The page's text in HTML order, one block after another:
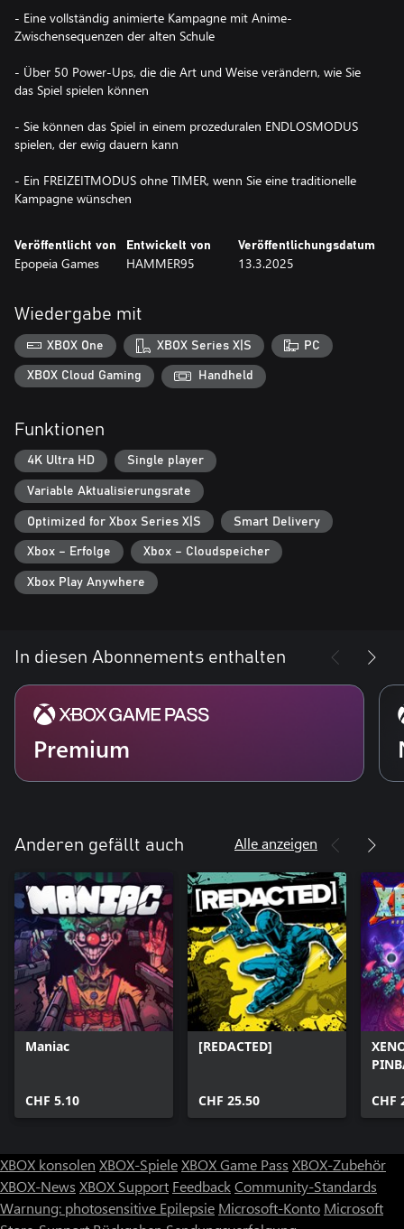
- Eine vollständig animierte Kampagne mit Anime-
Zwischensequenzen der alten Schule
- Über 50 Power-Ups, die die Art und Weise verändern, wie Sie
das Spiel spielen können
- Sie können das Spiel in einem prozeduralen ENDLOSMODUS
spielen, der ewig dauern kann
- Ein FREIZEITMODUS ohne TIMER, wenn Sie eine traditionelle
Kampagne wünschen
Veröffentlicht von
Epopeia Games
Entwickelt von
HAMMER95
Veröffentlichungsdatum
13.3.2025
Wiedergabe mit
XBOX One XBOX Series X|S PC
XBOX Cloud Gaming Handheld
Funktionen
4K Ultra HD Single player
Variable Aktualisierungsrate
Optimized for Xbox Series X|S Smart Delivery
Xbox – Erfolge Xbox – Cloudspeicher
Xbox Play Anywhere
In diesen Abonnements enthalten
Premium
Anderen gefällt auch Alle anzeigen
Maniac
CHF 5.10
[REDACTED]
CHF 25.50 CHF
XBOX konsolen XBOX-SpieleXBOX Game Pass XBOX-Zubehör
XBOX-News XBOX Support FeedbackCommunity-Standards
Warnung: photosensitive Epilepsie Microsoft-Konto Microsoft